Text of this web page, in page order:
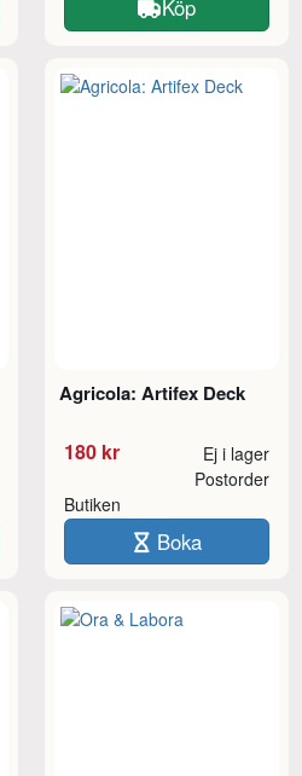
Köp
Agricola: Artifex Deck
180 kr Ej i lager
Butiken
Postorder
Boka